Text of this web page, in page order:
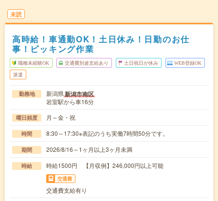
未読
高時給！車通勤OK！土日休み！日勤のお仕
事！ピッキング作業
職種未経験OK 交通費別途支給あり 土日祝日が休み WEB登録OK
派遣
勤務地 新潟県新潟市南区
岩室駅から車16分
曜日頻度 月～金・祝
時間 8:30～17:30※表記のうち実働7時間50分です。
期間 2026/8/16～1ヶ月以上3ヶ月未満
時給 時給1500円 【月収例】246,000円以上可能
交通費
交通費支給有り